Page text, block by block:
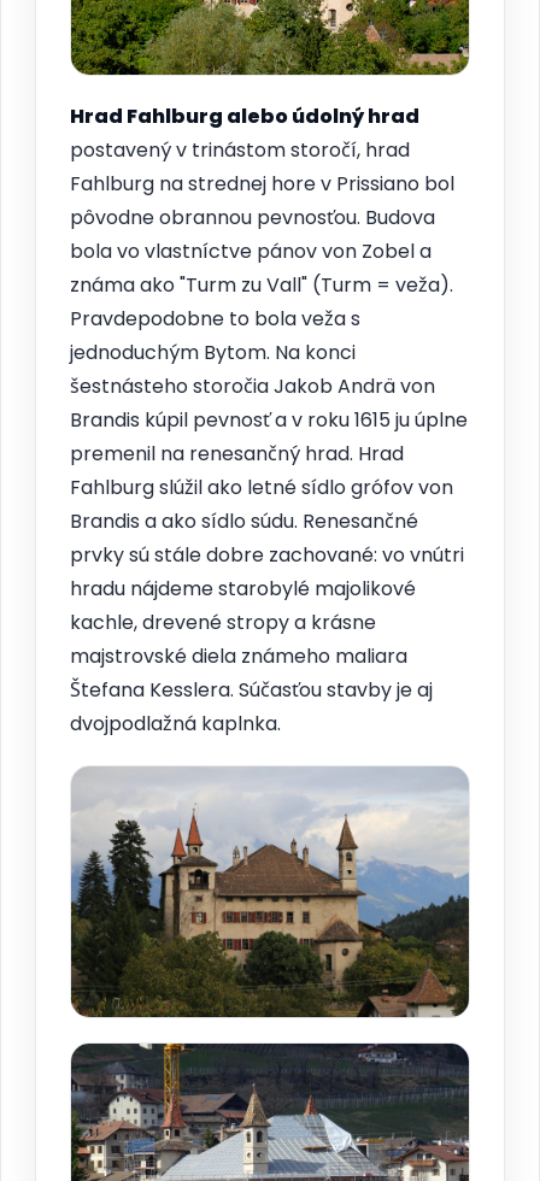
Hrad Fahlburg alebo údolný hrad
postavený v trinástom storočí, hrad
Fahlburg na strednej hore v Prissiano bol
pôvodne obrannou pevnosťou. Budova
bola vo vlastníctve pánov von Zobel a
známa ako "Turm zu Vall" (Turm = veža).
Pravdepodobne to bola veža s
jednoduchým Bytom. Na konci
šestnásteho storočia Jakob Andrä von
Brandis kúpil pevnosť a v roku 1615 ju úplne
premenil na renesančný hrad. Hrad
Fahlburg slúžil ako letné sídlo grófov von
Brandis a ako sídlo súdu. Renesančné
prvky sú stále dobre zachované: vo vnútri
hradu nájdeme starobylé majolikové
kachle, drevené stropy a krásne
majstrovské diela známeho maliara
Štefana Kesslera. Súčasťou stavby je aj
dvojpodlažná kaplnka.